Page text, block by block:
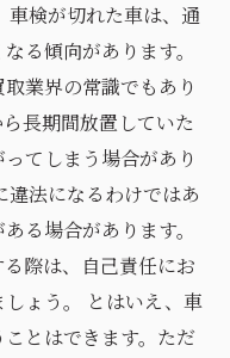
車検が切れた車は、通
る傾向があります。
業界の常識でもあり
長期間放置していた
てしまう場合があり
違法になるわけではあ
る場合があります。
際は、自己責任にお
ょう。 とはいえ、車
とはできます。ただ